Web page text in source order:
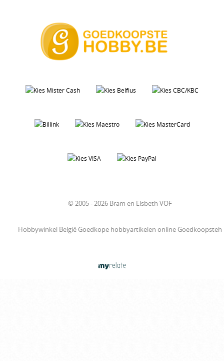
© 2005 - 2026 Bram en Elsbeth VOF
Hobbywinkel België Goedkope hobbyartikelen online Goedkoopsteh